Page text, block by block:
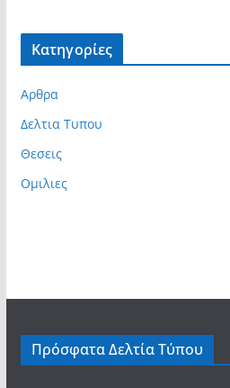
Kατηγορίες
Αρθρα
Δελτια Τυπου
Θεσεις
Ομιλιες
Πρόσφατα Δελτία Τύπου